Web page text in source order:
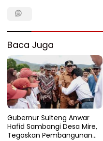
Baca Juga
Gubernur Sulteng Anwar
Hafid Sambangi Desa Mire,
Tegaskan Pembangunan